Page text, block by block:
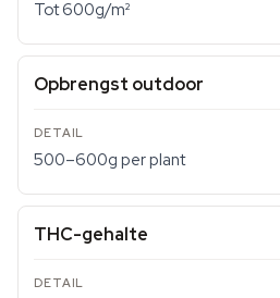
Tot 600g/m²
Opbrengst outdoor
500–600g per plant
THC-gehalte